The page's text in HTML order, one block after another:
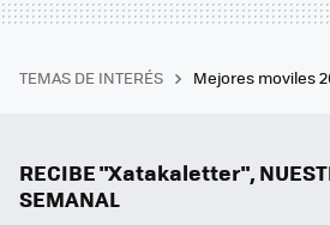
TEMAS DE INTERÉS Mejores moviles
RECIBE "Xatakaletter",
SEMANAL